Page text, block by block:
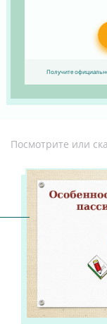
Получите
Посмотрите или